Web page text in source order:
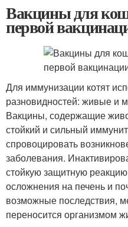
Вакцины для
первой
Для иммунизации котят
разновидностей: живые и
Вакцины, содержащие
стойкий и сильный
спровоцировать
заболевания.
стойкую защитную
осложнения на печень и
возможные последствия,
переносится организмом